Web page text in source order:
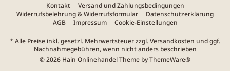
Kontakt
Versand und Zahlungsbedingungen
Widerrufsbelehrung & Widerrufsformular
Datenschutzerklärung
AGB
Impressum Cookie-Einstellungen
* Alle Preise inkl. gesetzl. Mehrwertsteuer zzgl.Versandkosten und ggf.
Nachnahmegebühren, wenn nicht anders beschrieben
© 2026 Hain Onlinehandel Theme byThemeWare®